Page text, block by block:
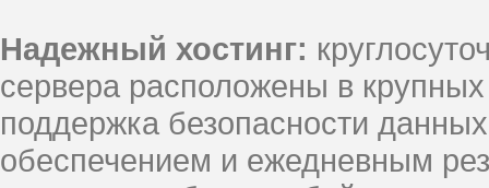
Надежный хостинг:
сервера расположены в
поддержка безопасности
обеспечением и ежедневным